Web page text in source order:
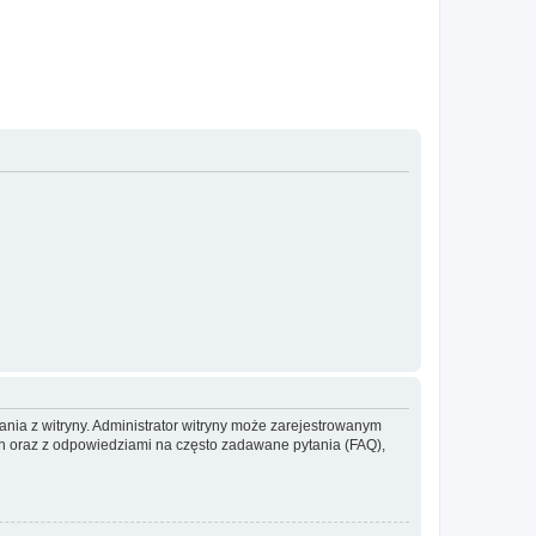
z witryny. Administrator witryny może zarejestrowanym
z odpowiedziami na często zadawane pytania (FAQ),